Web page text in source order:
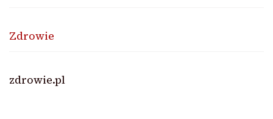
Zdrowie
zdrowie.pl